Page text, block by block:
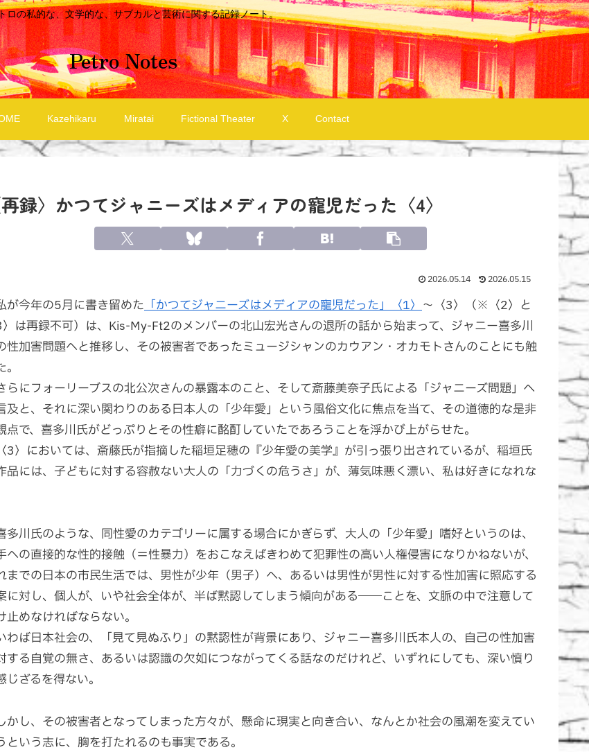
ロの私的な、文学的な、サブカルと芸術に関する記録ノート。
Petro Notes
Kazehikaru Miratai Fictional Theater X Contact
再録〉かつてジャニーズはメディアの寵児だった〈4〉
2026.05.14 2026.05.15
が今年の5月に書き留めた 「かつてジャニーズはメディアの寵児だった」〈1〉 ～〈3〉（※〈2〉と
〉は再録不可）は、Kis-My-Ft2のメンバーの北山宏光さんの退所の話から始まって、ジャニー喜多川
性加害問題へと推移し、その被害者であったミュージシャンのカウアン・オカモトさんのことにも触
らにフォーリーブスの北公次さんの暴露本のこと、そして斎藤美奈子氏による「ジャニーズ問題」へ
及と、それに深い関わりのある日本人の「少年愛」という風俗文化に焦点を当て、その道徳的な是非
点で、喜多川氏がどっぷりとその性癖に酩酊していたであろうことを浮かび上がらせた。
3〉においては、斎藤氏が指摘した稲垣足穂の『少年愛の美学』が引っ張り出されているが、稲垣氏
品には、子どもに対する容赦ない大人の「力づくの危うさ」が、薄気味悪く漂い、私は好きになれな
多川氏のような、同性愛のカテゴリーに属する場合にかぎらず、大人の「少年愛」嗜好というのは、
への直接的な性的接触（＝性暴力）をおこなえばきわめて犯罪性の高い人権侵害になりかねないが、
までの日本の市民生活では、男性が少年（男子）へ、あるいは男性が男性に対する性加害に照応する
に対し、個人が、いや社会全体が、半ば黙認してしまう傾向がある――ことを、文脈の中で注意して
止めなければならない。
わば日本社会の、「見て見ぬふり」の黙認性が背景にあり、ジャニー喜多川氏本人の、自己の性加害
する自覚の無さ、あるいは認識の欠如につながってくる話なのだけれど、いずれにしても、深い憤り
じざるを得ない。
かし、その被害者となってしまった方々が、懸命に現実と向き合い、なんとか社会の風潮を変えてい
という志に、胸を打たれるのも事実である。